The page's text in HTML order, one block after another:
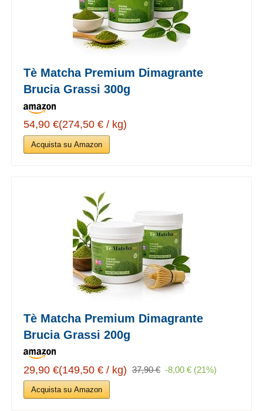
Tè Matcha Premium Dimagrante
Brucia Grassi 300g
54,90 €(274,50 € / kg)
Acquista su Amazon
Tè Matcha Premium Dimagrante
Brucia Grassi 200g
29,90 €(149,50 € / kg) 37,90 € -8,00 € (21%)
Acquista su Amazon